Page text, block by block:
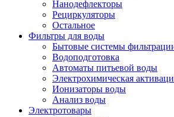
Нанодефлекторы
Рециркуляторы
Остальное
Фильтры для воды
Бытовые системы
Водоподготовка
Автоматы питьевой воды
Электрохимическая
Ионизаторы воды
Анализ воды
Электротовары